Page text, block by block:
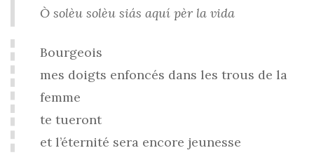
Ò solèu solèu siás aquí pèr la vida
Bourgeois
mes doigts enfoncés dans les trous de la
femme
te tueront
et l’éternité sera encore jeunesse